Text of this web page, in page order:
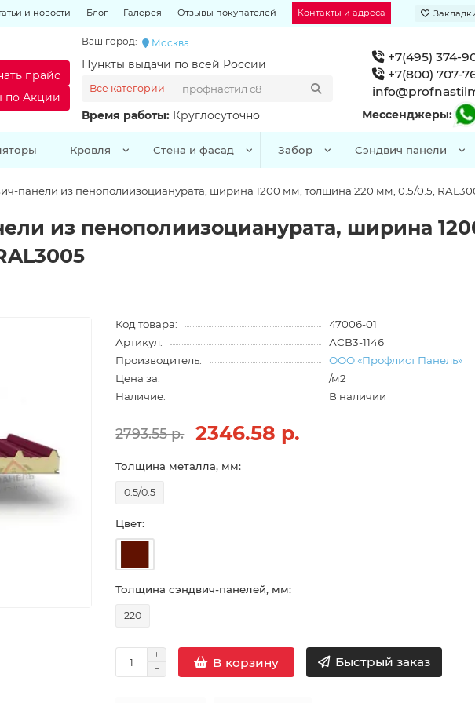
и новости Блог Галерея Отзывы покупателей Контакты и адреса
Ваш город: Москва
Пункты выдачи по всей России
Время работы: Круглосуточно
Все категории
прайс
по Акции
+7(495) 374-
+7(800) 707-
Мессенджеры:
Кровля Стена и фасад Забор Сэндвич панели
панели из пенополиизоцианурата, ширина 1200 мм, толщина 220 мм, 0.5/0.5,
из пенополиизоцианурата, ширина
Код товара:
47006-01
Артикул:
АСВ3-1146
Производитель:
ООО «Профлист Панель»
Цена за:
/м2
Наличие:
В наличии
2793.55 р. 2346.58 р.
Толщина металла, мм:
0.5/0.5
Цвет:
Толщина сэндвич-панелей, мм:
220
В корзину Быстрый заказ